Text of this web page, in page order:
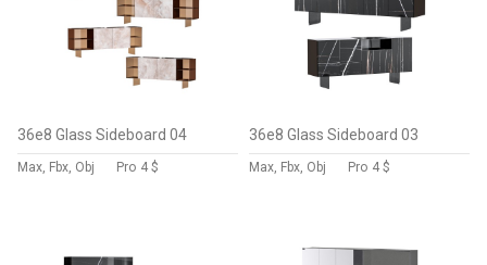
36e8 Glass Sideboard 04
Max, Fbx, Obj Pro 4 $
36e8 Glass Sideboard 03
Max, Fbx, Obj Pro 4 $